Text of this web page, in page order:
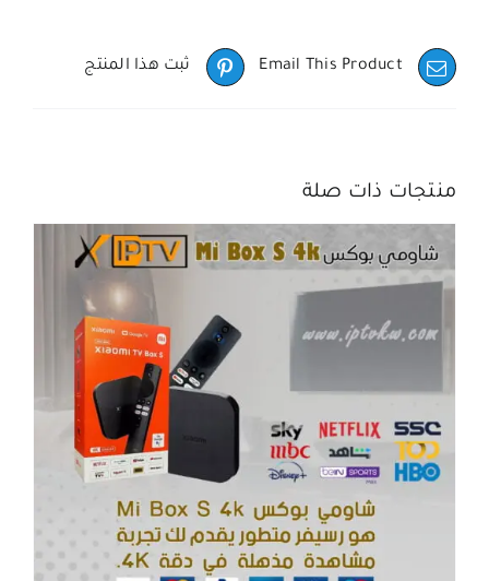
ثبت هذا المنتج Email This Product
منتجات ذات صلة